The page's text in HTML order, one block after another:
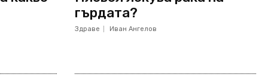
гърдата?
Здраве Иван Ангелов